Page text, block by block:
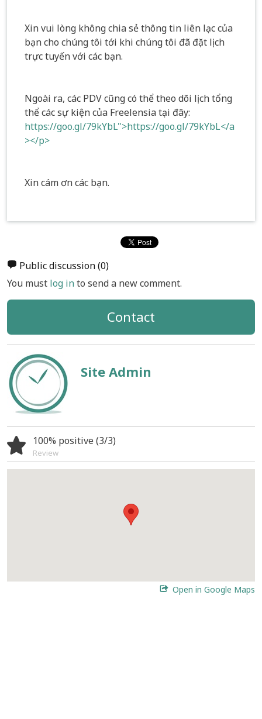
Xin vui lòng không chia sẻ thông tin liên lạc của
bạn cho chúng tôi tới khi chúng tôi đã đặt lịch
trực tuyến với các bạn.
Ngoài ra, các PDV cũng có thể theo dõi lịch tổng
thể các sự kiện của Freelensia tại đây:
https://goo.gl/79kYbL">https://goo.gl/79kYbL</a
></p>
Xin cám ơn các bạn.
Public discussion(0)
You must log into send a new comment.
Contact
Site Admin
100% positive (3/3)
Review
Open in Google Maps